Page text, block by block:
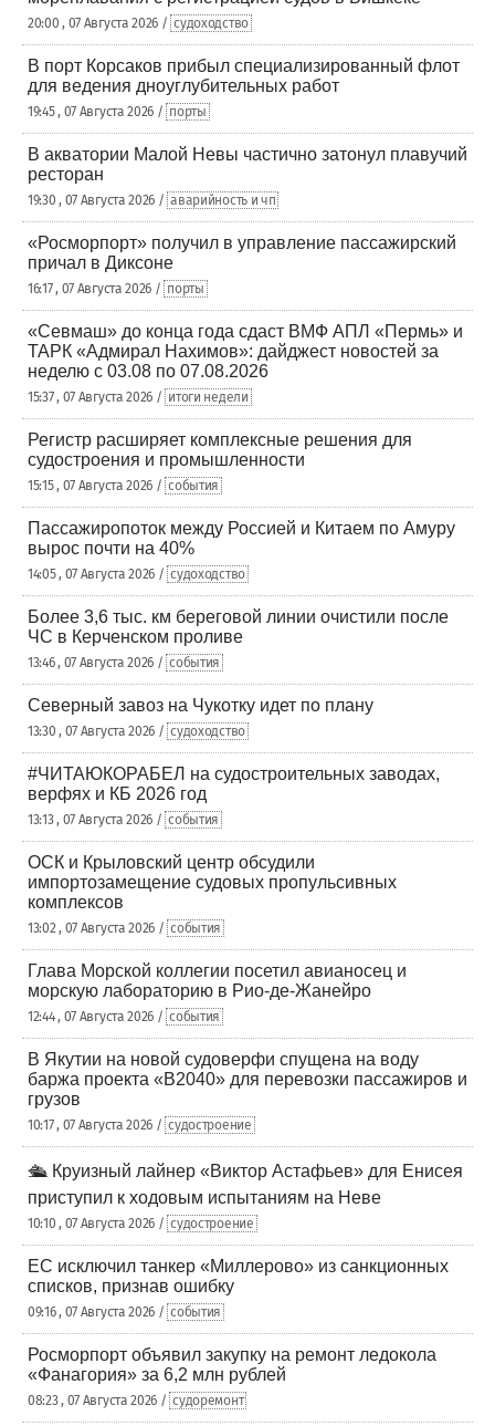
20:00 , 07 Августа 2026 / судоходство
В порт Корсаков прибыл специализированный флот
для ведения дноуглубительных работ
19:45 , 07 Августа 2026 / порты
В акватории Малой Невы частично затонул плавучий
ресторан
19:30 , 07 Августа 2026 / аварийность и чп
«Росморпорт» получил в управление пассажирский
причал в Диксоне
16:17 , 07 Августа 2026 / порты
«Севмаш» до конца года сдаст ВМФ АПЛ «Пермь» и
ТАРК «Адмирал Нахимов»: дайджест новостей за
неделю с 03.08 по 07.08.2026
15:37 , 07 Августа 2026 / итоги недели
Регистр расширяет комплексные решения для
судостроения и промышленности
15:15 , 07 Августа 2026 / события
Пассажиропоток между Россией и Китаем по Амуру
вырос почти на 40%
14:05 , 07 Августа 2026 / судоходство
Более 3,6 тыс. км береговой линии очистили после
ЧС в Керченском проливе
13:46 , 07 Августа 2026 / события
Северный завоз на Чукотку идет по плану
13:30 , 07 Августа 2026 / судоходство
#ЧИТАЮКОРАБЕЛ на судостроительных заводах,
верфях и КБ 2026 год
13:13 , 07 Августа 2026 / события
ОСК и Крыловский центр обсудили
импортозамещение судовых пропульсивных
комплексов
13:02 , 07 Августа 2026 / события
Глава Морской коллегии посетил авианосец и
морскую лабораторию в Рио-де-Жанейро
12:44 , 07 Августа 2026 / события
В Якутии на новой судоверфи спущена на воду
баржа проекта «В2040» для перевозки пассажиров и
грузов
10:17 , 07 Августа 2026 / судостроение
🛳️ Круизный лайнер «Виктор Астафьев» для Енисея
приступил к ходовым испытаниям на Неве
10:10 , 07 Августа 2026 / судостроение
ЕС исключил танкер «Миллерово» из санкционных
списков, признав ошибку
09:16 , 07 Августа 2026 / события
Росморпорт объявил закупку на ремонт ледокола
«Фанагория» за 6,2 млн рублей
08:23 , 07 Августа 2026 / судоремонт